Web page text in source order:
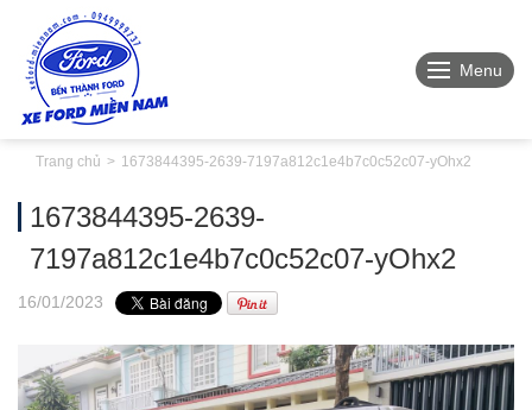
Menu
Trang chủ 1673844395-2639-7197a812c1e4b7c0c52c07-yOhx2
1673844395-2639-
7197a812c1e4b7c0c52c07-yOhx2
16/01/2023